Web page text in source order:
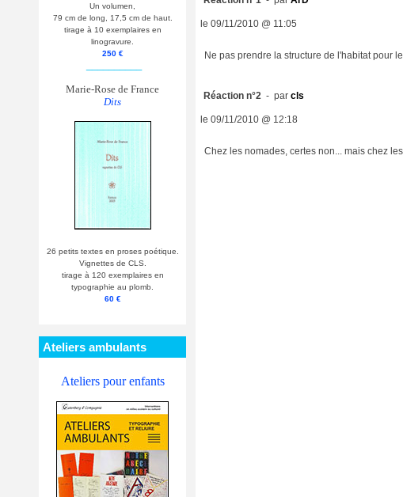
Un volumen,
79 cm de long, 17,5 cm de haut.
tirage à 10 exemplaires en
linogravure.
250 €
Marie-Rose de France
Dits
26 petits textes en proses poétique.
Vignettes de CLS.
tirage à 120 exemplaires en
typographie au plomb.
60 €
Ateliers ambulants
Ateliers pour enfants
le 09/11/2010 @ 11:05
Ne pas prendre la structure de l'habitat pour
Réaction n°2 - par cls
le 09/11/2010 @ 12:18
Chez les nomades, certes non... mais chez